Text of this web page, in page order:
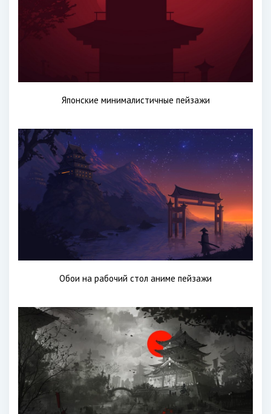
Японские минималистичные пейзажи
Обои на рабочий стол аниме пейзажи